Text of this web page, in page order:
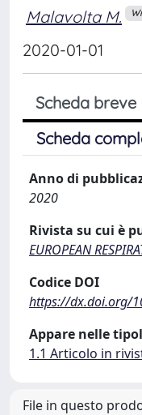
Malavolta M.
2020-01-01
Scheda breve
Scheda
Anno di
2020
Rivista su cui è
EUROPEAN
Codice DOI
https://dx.doi.org/
Appare nelle
1.1 Articolo in
File in questo